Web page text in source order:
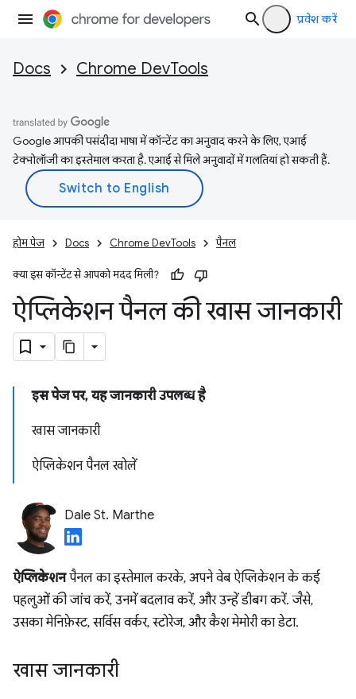
प्रवेश करें
Docs Chrome DevTools
Google आपकी पसंदीदा भाषा में कॉन्टेंट का अनुवाद करने के लिए, एआई
टेक्नोलॉजी का इस्तेमाल करता है. एआई से मिले अनुवादों में गलतियां हो सकती हैं.
होम पेज Docs Chrome DevTools पैनल
क्या इस कॉन्टेंट से आपको मदद मिली?
ऐप्लिकेशन पैनल की खास जानकारी
इस पेज पर, यह जानकारी उपलब्ध है
खास जानकारी
ऐप्लिकेशन पैनल खोलें
Dale St. Marthe
ऐप्लिकेशनपैनल का इस्तेमाल करके, अपने वेब ऐप्लिकेशन के कई
पहलुओं की जांच करें, उनमें बदलाव करें, और उन्हें डीबग करें. जैसे,
उसका मेनिफ़ेस्ट, सर्विस वर्कर, स्टोरेज, और कैश मेमोरी का डेटा.
खास जानकारी